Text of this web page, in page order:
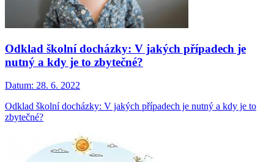
Odklad školní docházky: V jakých případech je
nutný a kdy je to zbytečné?
Datum: 28. 6. 2022
Odklad školní docházky: V jakých případech je nutný a kdy je to
zbytečné?